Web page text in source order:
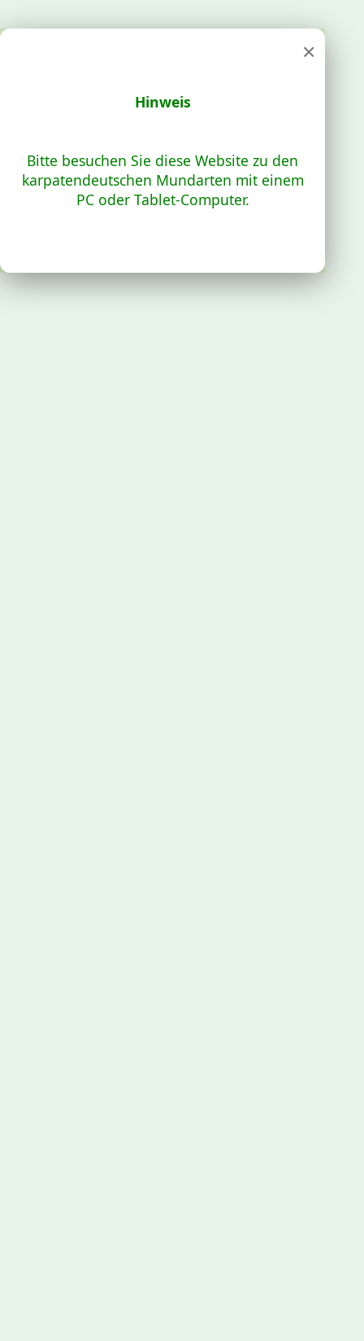
×
Hinweis
Bitte besuchen Sie diese Website zu den
karpatendeutschen Mundarten mit einem
PC oder Tablet-Computer.